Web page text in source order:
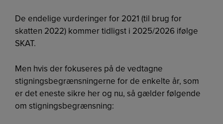
De endelige vurderinger for 2021 (til brug for
skatten 2022) kommer tidligst i 2025/2026 ifølge
SKAT.
Men hvis der fokuseres på de vedtagne
stigningsbegrænsningerne for de enkelte år, som
er det eneste sikre her og nu, så gælder følgende
om stigningsbegrænsning: